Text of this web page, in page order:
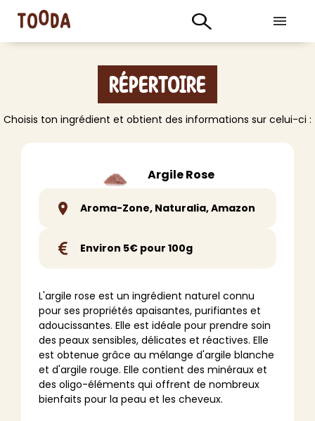
Répertoire
Choisis ton ingrédient et obtient des informations sur celui-ci :
Argile Rose
Aroma-Zone, Naturalia, Amazon
Environ 5€ pour 100g
L'argile rose est un ingrédient naturel connu
pour ses propriétés apaisantes, purifiantes et
adoucissantes. Elle est idéale pour prendre soin
des peaux sensibles, délicates et réactives. Elle
est obtenue grâce au mélange d'argile blanche
et d'argile rouge. Elle contient des minéraux et
des oligo-éléments qui offrent de nombreux
bienfaits pour la peau et les cheveux.